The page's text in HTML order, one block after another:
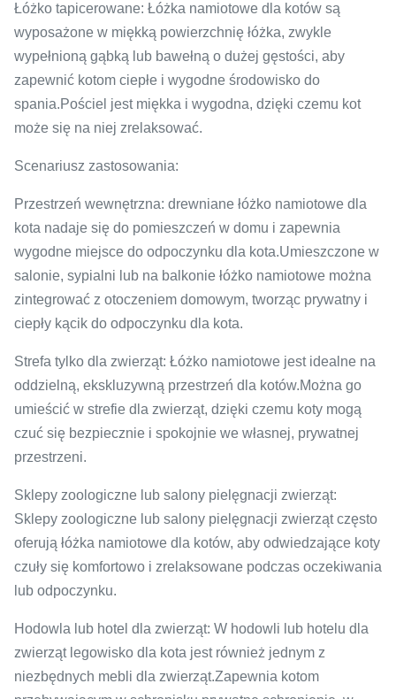
Łóżko tapicerowane: Łóżka namiotowe dla kotów są
wyposażone w miękką powierzchnię łóżka, zwykle
wypełnioną gąbką lub bawełną o dużej gęstości, aby
zapewnić kotom ciepłe i wygodne środowisko do
spania.Pościel jest miękka i wygodna, dzięki czemu kot
może się na niej zrelaksować.
Scenariusz zastosowania:
Przestrzeń wewnętrzna: drewniane łóżko namiotowe dla
kota nadaje się do pomieszczeń w domu i zapewnia
wygodne miejsce do odpoczynku dla kota.Umieszczone w
salonie, sypialni lub na balkonie łóżko namiotowe można
zintegrować z otoczeniem domowym, tworząc prywatny i
ciepły kącik do odpoczynku dla kota.
Strefa tylko dla zwierząt: Łóżko namiotowe jest idealne na
oddzielną, ekskluzywną przestrzeń dla kotów.Można go
umieścić w strefie dla zwierząt, dzięki czemu koty mogą
czuć się bezpiecznie i spokojnie we własnej, prywatnej
przestrzeni.
Sklepy zoologiczne lub salony pielęgnacji zwierząt:
Sklepy zoologiczne lub salony pielęgnacji zwierząt często
oferują łóżka namiotowe dla kotów, aby odwiedzające koty
czuły się komfortowo i zrelaksowane podczas oczekiwania
lub odpoczynku.
Hodowla lub hotel dla zwierząt: W hodowli lub hotelu dla
zwierząt legowisko dla kota jest również jednym z
niezbędnych mebli dla zwierząt.Zapewnia kotom